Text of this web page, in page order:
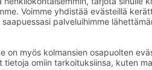
TAIYlikypsää porsasta, sekä:
kasviksia, paahdettua perunaa
Sesongin makeaa, kahvia ja